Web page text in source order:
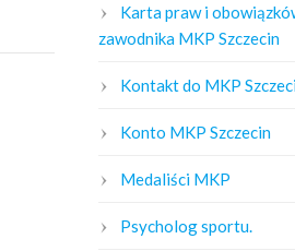
Karta praw i
zawodnika MKP Szczecin
Kontakt do MKP
Konto MKP Szczecin
Medaliści MKP
Psycholog sportu.